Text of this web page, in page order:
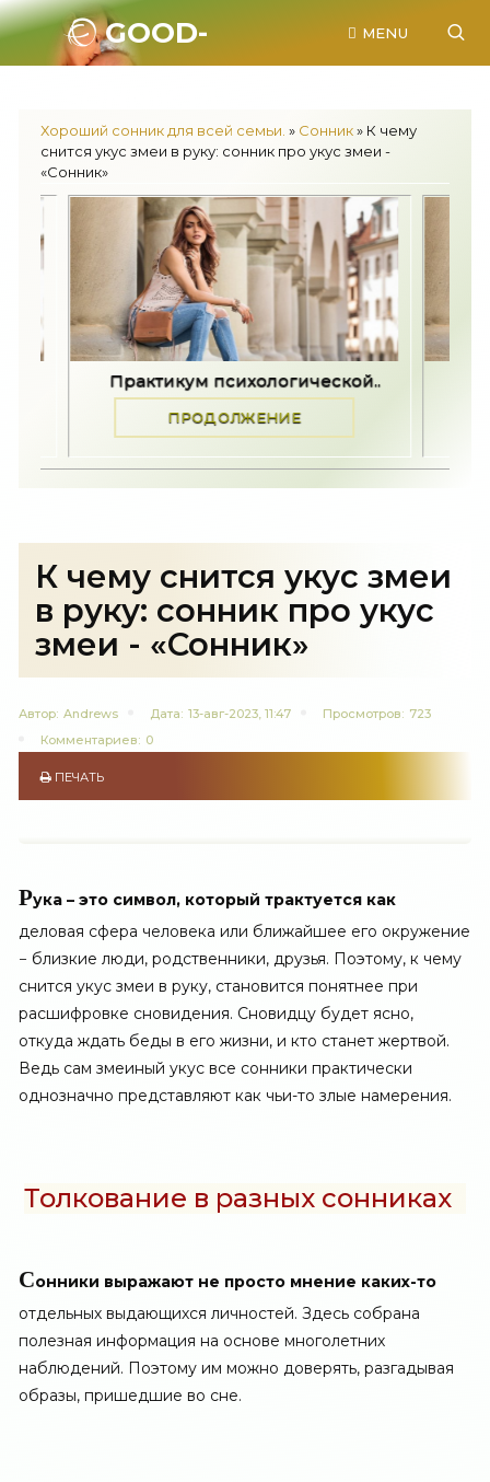
GOOD-
MENU
Хороший сонник для всей семьи. » Сонник» К чему
снится укус змеи в руку: сонник про укус змеи -
«Сонник»
психологической.. Как принять
К чему снится укус змеи
в руку: сонник про укус
змеи - «Сонник»
Автор: Andrews Дата: 13-авг-2023, 11:47 Просмотров: 723
Комментариев: 0
ПЕЧАТЬ
Рука – это символ, который трактуется как
деловая сфера человека или ближайшее его окружение
− близкие люди, родственники, друзья. Поэтому, к чему
снится укус змеи в руку, становится понятнее при
расшифровке сновидения. Сновидцу будет ясно,
откуда ждать беды в его жизни, и кто станет жертвой.
Ведь сам змеиный укус все сонники практически
однозначно представляют как чьи-то злые намерения.
Толкование в разных сонниках
Сонники выражают не просто мнение каких-то
отдельных выдающихся личностей. Здесь собрана
полезная информация на основе многолетних
наблюдений. Поэтому им можно доверять, разгадывая
образы, пришедшие во сне.